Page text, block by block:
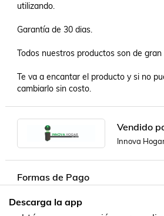
utilizando.
Garantía de 30 dias.
Todos nuestros productos son de gran
Te va a encantar el producto y si no
cambiarlo sin costo.
Vendido
Innova
Formas de Pago
Descarga la app